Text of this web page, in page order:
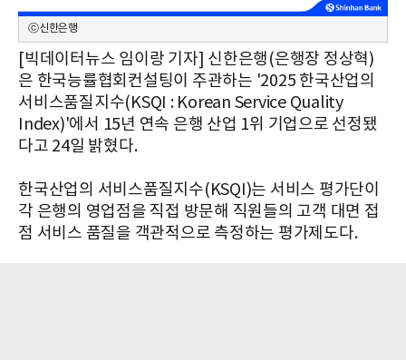
ⓒ신한은행
[빅데이터뉴스 임이랑 기자] 신한은행(은행장 정상혁)
은 한국능률협회컨설팅이 주관하는 '2025 한국산업의
서비스품질지수(KSQI : Korean Service Quality
Index)'에서 15년 연속 은행 산업 1위 기업으로 선정됐
다고 24일 밝혔다.
한국산업의 서비스품질지수(KSQI)는 서비스 평가단이
각 은행의 영업점을 직접 방문해 직원들의 고객 대면 접
점 서비스 품질을 객관적으로 측정하는 평가제도다.